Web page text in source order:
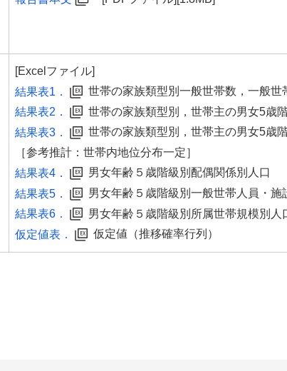
[Excelファイル]
結果表1．
世帯の家族類型別一般世帯数，一般世
結果表2．
世帯の家族類型別，世帯主の男女5歳
結果表3．
世帯の家族類型別，世帯主の男女5歳
［参考推計：世帯内地位分布一定］
結果表4．
男女年齢５歳階級別配偶関係別人口
結果表5．
男女年齢５歳階級別一般世帯人員・施
結果表6．
男女年齢５歳階級別所属世帯規模別人
仮定値表．
仮定値（推移確率行列）